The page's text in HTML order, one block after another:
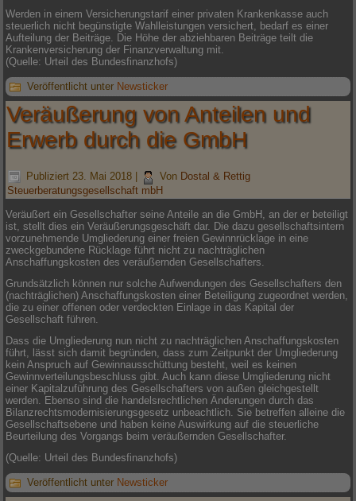
Werden in einem Versicherungstarif einer privaten Krankenkasse auch
steuerlich nicht begünstigte Wahlleistungen versichert, bedarf es einer
Aufteilung der Beiträge. Die Höhe der abziehbaren Beiträge teilt die
Krankenversicherung der Finanzverwaltung mit.
(Quelle: Urteil des Bundesfinanzhofs)
Veröffentlicht unter Newsticker
Veräußerung von Anteilen und
Erwerb durch die GmbH
Publiziert 23. Mai 2018 Von Dostal & Rettig
Steuerberatungsgesellschaft mbH
Veräußert ein Gesellschafter seine Anteile an die GmbH, an der er beteiligt
ist, stellt dies ein Veräußerungsgeschäft dar. Die dazu gesellschaftsintern
vorzunehmende Umgliederung einer freien Gewinnrücklage in eine
zweckgebundene Rücklage führt nicht zu nachträglichen
Anschaffungskosten des veräußernden Gesellschafters.
Grundsätzlich können nur solche Aufwendungen des Gesellschafters den
(nachträglichen) Anschaffungskosten einer Beteiligung zugeordnet werden,
die zu einer offenen oder verdeckten Einlage in das Kapital der
Gesellschaft führen.
Dass die Umgliederung nun nicht zu nachträglichen Anschaffungskosten
führt, lässt sich damit begründen, dass zum Zeitpunkt der Umgliederung
kein Anspruch auf Gewinnausschüttung besteht, weil es keinen
Gewinnverteilungsbeschluss gibt. Auch kann diese Umgliederung nicht
einer Kapitalzuführung des Gesellschafters von außen gleichgestellt
werden. Ebenso sind die handelsrechtlichen Änderungen durch das
Bilanzrechtsmodernisierungsgesetz unbeachtlich. Sie betreffen alleine die
Gesellschaftsebene und haben keine Auswirkung auf die steuerliche
Beurteilung des Vorgangs beim veräußernden Gesellschafter.
(Quelle: Urteil des Bundesfinanzhofs)
Veröffentlicht unter Newsticker